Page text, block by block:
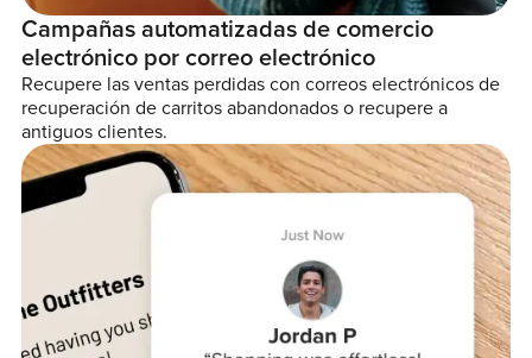
Campañas automatizadas de comercio
electrónico por correo electrónico
Recupere las ventas perdidas con correos electrónicos de
recuperación de carritos abandonados o recupere a
antiguos clientes.